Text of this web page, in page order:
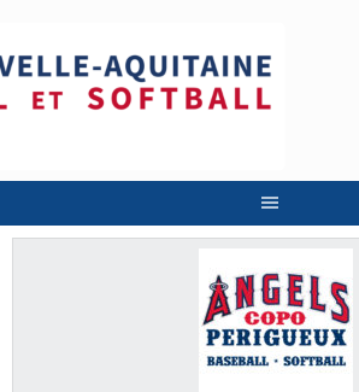
contenu